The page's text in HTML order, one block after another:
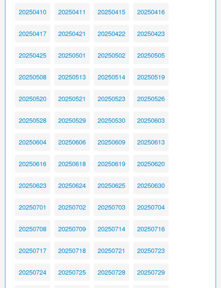
20250410 20250411 20250415 20250416
20250417 20250421 20250422 20250423
20250425 20250501 20250502 20250505
20250508 20250513 20250514 20250519
20250520 20250521 20250523 20250526
20250528 20250529 20250530 20250603
20250604 20250606 20250609 20250613
20250616 20250618 20250619 20250620
20250623 20250624 20250625 20250630
20250701 20250702 20250703 20250704
20250708 20250709 20250714 20250716
20250717 20250718 20250721 20250723
20250724 20250725 20250728 20250729